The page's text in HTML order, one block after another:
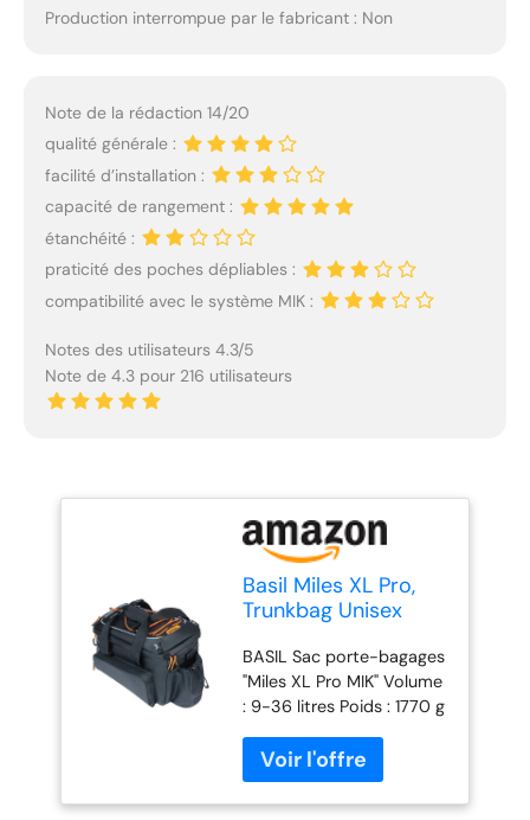
Production interrompue par le fabricant : Non
Note de la rédaction 14/20
qualité générale :
facilité d’installation :
capacité de rangement :
étanchéité :
praticité des poches dépliables :
compatibilité avec le système MIK :
Notes des utilisateurs 4.3/5
Note de 4.3 pour 216 utilisateurs
Basil Miles XL Pro,
Trunkbag Unisex
Arancio, 9-36 Liter
BASIL Sac porte-bagages
"Miles XL Pro MIK" Volume
: 9-36 litres Poids : 1770 g
latérales rabattables